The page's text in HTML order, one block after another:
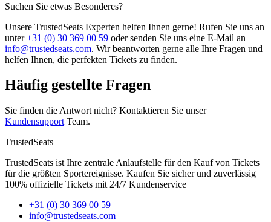
Suchen Sie etwas Besonderes?
Unsere TrustedSeats Experten helfen Ihnen gerne! Rufen Sie uns an
unter+31 (0) 30 369 00 59 oder senden Sie uns eine E-Mail an
info@trustedseats.com. Wir beantworten gerne alle Ihre Fragen und
helfen Ihnen, die perfekten Tickets zu finden.
Häufig gestellte Fragen
Sie finden die Antwort nicht? Kontaktieren Sie unser
Kundensupport Team.
TrustedSeats
TrustedSeats ist Ihre zentrale Anlaufstelle für den Kauf von Tickets
für die größten Sportereignisse. Kaufen Sie sicher und zuverlässig
100% offizielle Tickets mit 24/7 Kundenservice
+31 (0) 30 369 00 59
info@trustedseats.com